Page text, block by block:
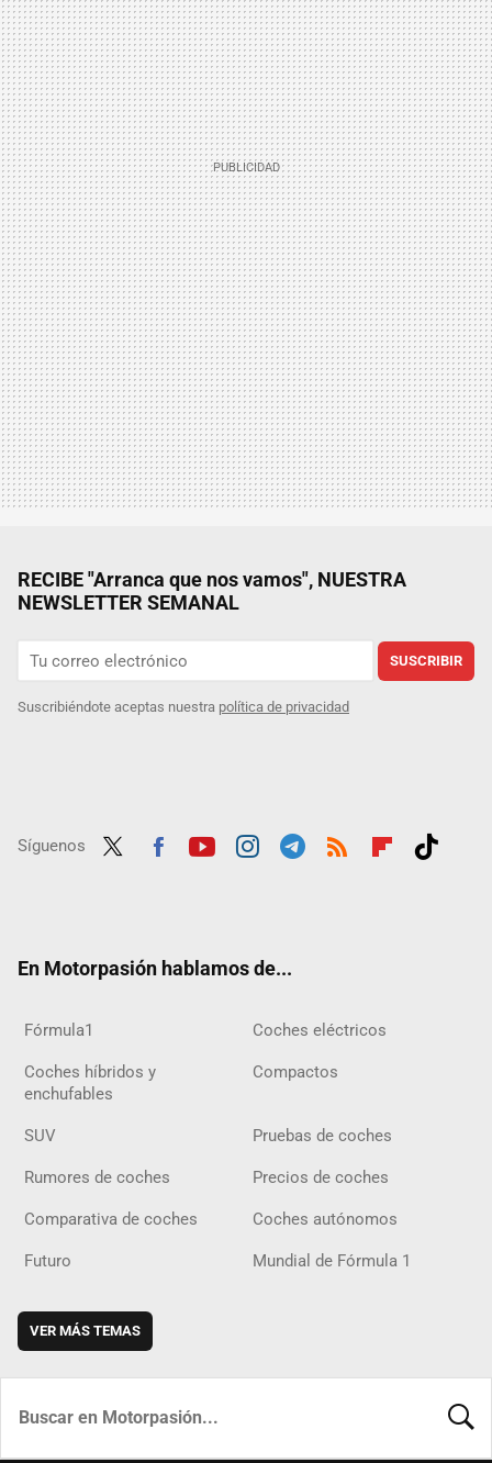
RECIBE "Arranca que nos vamos", NUESTRA
NEWSLETTER SEMANAL
SUSCRIBIR
Suscribiéndote aceptas nuestra política de privacidad
Síguenos
En Motorpasión hablamos de...
Fórmula1 Coches eléctricos
Coches híbridos y
enchufables
Compactos
SUV Pruebas de coches
Rumores de coches Precios de coches
Comparativa de coches Coches autónomos
Futuro Mundial de Fórmula 1
VER MÁS TEMAS